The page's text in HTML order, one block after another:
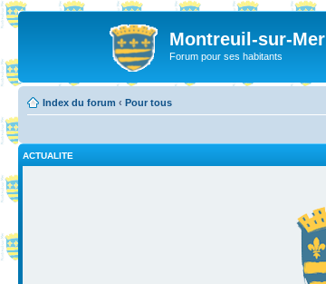
Montreuil-sur-Mer
Forum pour ses habitants
Index du forum ‹ Pour tous
ACTUALITE